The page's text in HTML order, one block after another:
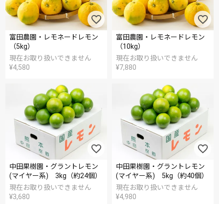
富田農園・レモネードレモン
（5kg）
現在お取り扱いできません
¥4,580
富田農園・レモネードレモン
（10kg）
現在お取り扱いできません
¥7,880
中田果樹園・グラントレモン
(マイヤー系) 3kg（約24個）
現在お取り扱いできません
¥3,680
中田果樹園・グラントレモン
(マイヤー系) 5kg（約40個）
現在お取り扱いできません
¥4,980